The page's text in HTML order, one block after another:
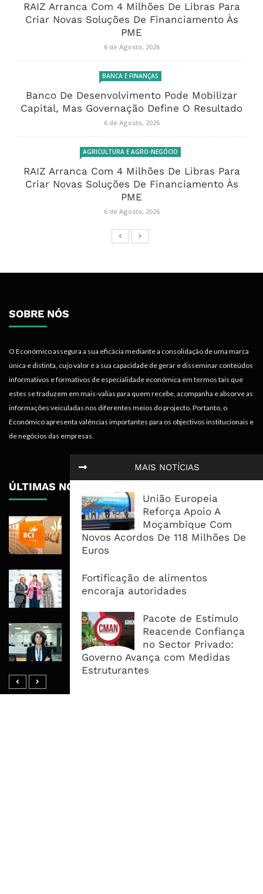
MAIS NOTÍCIAS
União Europeia
Reforça Apoio A
Moçambique Com
Novos Acordos De 118 Milhões De
Euros
Fortificação de alimentos
encoraja autoridades
Pacote de Estímulo
Reacende Confiança
no Sector Privado:
Governo Avança com Medidas
Estruturantes
RAIZ Arranca Com 4 Milhões De Libras Para
Criar Novas Soluções De Financiamento Às
PME
6 de Agosto, 2026
BANCA E FINANÇAS
Banco De Desenvolvimento Pode Mobilizar
Capital, Mas Governação Define O Resultado
6 de Agosto, 2026
AGRICULTURA E AGRO-NEGÓCIO
RAIZ Arranca Com 4 Milhões De Libras Para
Criar Novas Soluções De Financiamento Às
PME
6 de Agosto, 2026
SOBRE NÓS
O Económico assegura a sua eficácia mediante a consolidação de uma marca
única e distinta, cujo valor é a sua capacidade de gerar e disseminar conteúdos
informativos e formativos de especialidade económica em termos tais que
estes se traduzem em mais-valias para quem recebe, acompanha e absorve as
informações veiculadas nos diferentes meios do projecto. Portanto, o
Económico apresenta valências importantes para os objectivos institucionais e
de negócios das empresas.
ÚLTIMAS NOTÍCIAS
BCI Lucra 3,34 Mil Milhões De
Meticais, Mas Crédito A Clientes
Recua 5,5%
RAIZ Arranca Com 4 Milhões De
Libras Para Criar Novas Soluções De
Banco De Desenvolvimento Pode
Mobilizar Capital, Mas Governação
Define O Resultado